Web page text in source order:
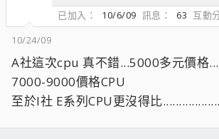
已加入
10/6/09 訊息 63 互動
10/24/09
A社這次cpu 真不錯...5000多元價格
7000-9000價格CPU
至於I社 E系列CPU更沒得比